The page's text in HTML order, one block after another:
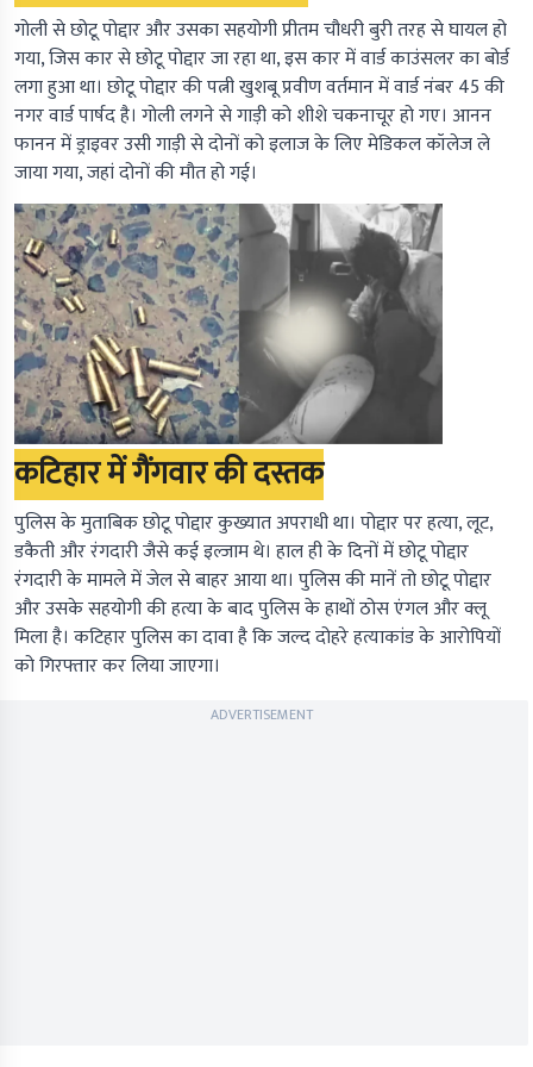
गोली से छोटू पोद्दार और उसका सहयोगी प्रीतम चौधरी बुरी तरह से घायल हो
गया, जिस कार से छोटू पोद्दार जा रहा था, इस कार में वार्ड काउंसलर का बोर्ड
लगा हुआ था। छोटू पोद्दार की पत्नी खुशबू प्रवीण वर्तमान में वार्ड नंबर 45 की
नगर वार्ड पार्षद है। गोली लगने से गाड़ी को शीशे चकनाचूर हो गए। आनन
फानन में ड्राइवर उसी गाड़ी से दोनों को इलाज के लिए मेडिकल कॉलेज ले
जाया गया, जहां दोनों की मौत हो गई।
कटिहार में गैंगवार की दस्तक
पुलिस के मुताबिक छोटू पोद्दार कुख्यात अपराधी था। पोद्दार पर हत्या, लूट,
डकैती और रंगदारी जैसे कई इल्जाम थे। हाल ही के दिनों में छोटू पोद्दार
रंगदारी के मामले में जेल से बाहर आया था। पुलिस की मानें तो छोटू पोद्दार
और उसके सहयोगी की हत्या के बाद पुलिस के हाथों ठोस एंगल और क्लू
मिला है। कटिहार पुलिस का दावा है कि जल्द दोहरे हत्याकांड के आरोपियों
को गिरफ्तार कर लिया जाएगा।
ADVERTISEMENT